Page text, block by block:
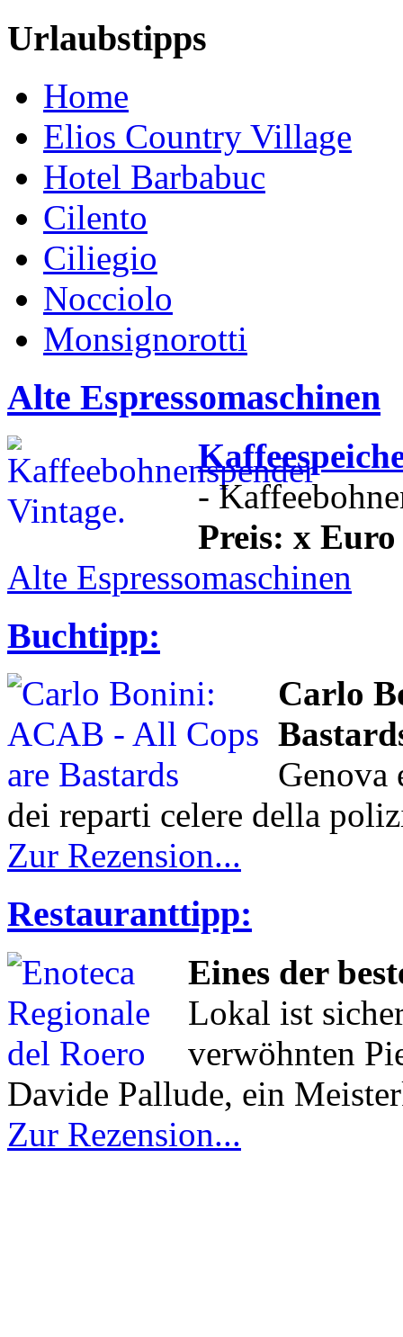
Urlaubstipps
Home
Elios Country Village
Hotel Barbabuc
Cilento
Ciliegio
Nocciolo
Monsignorotti
Alte Espressomaschinen
-
Preis: x Euro
Alte Espressomaschinen
Buchtipp:
Carlo
Genova
dei reparti celere della
Zur Rezension...
Restauranttipp:
Eines der
Lokal ist
verwöhnten
Davide Pallude, ein
Zur Rezension...